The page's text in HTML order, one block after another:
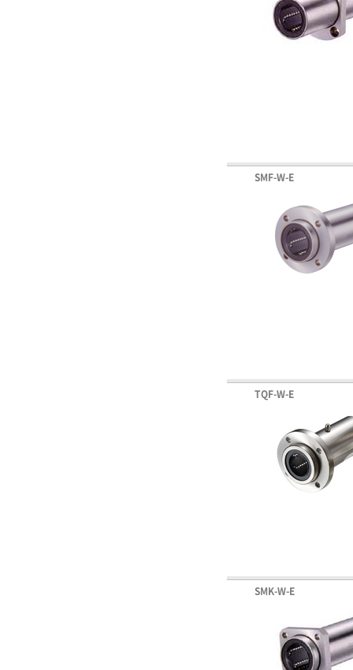
SMF-W-E
TQF-W-E
SMK-W-E